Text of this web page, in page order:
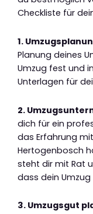
Checkliste für
1.
Planung deines
Umzug fest und
Unterlagen für
2.
dich für ein
das Erfahrung
Hertogenbosch
steht dir mit Rat
dass dein
3. Umzugsgut